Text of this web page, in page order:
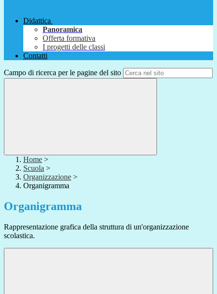
Didattica
Panoramica
Offerta formativa
I progetti delle classi
Contatti
Campo di ricerca per le pagine del sito
Home >
Scuola >
Organizzazione >
Organigramma
Organigramma
Rappresentazione grafica della struttura di un'organizzazione
scolastica.